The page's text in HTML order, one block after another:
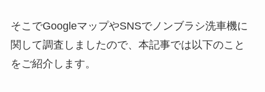
そこでGoogleマップやSNSでノンブラシ洗車機に
関して調査しましたので、本記事では以下のこと
をご紹介します。